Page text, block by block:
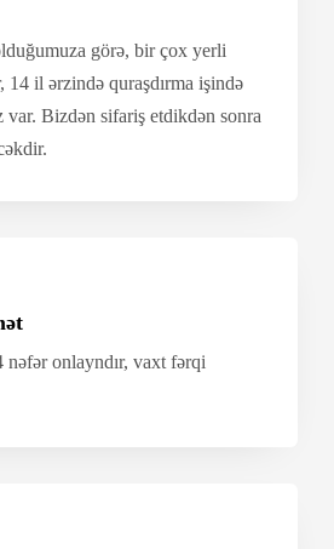
görə, bir çox yerli
14 il ərzində quraşdırma işində
var. Bizdən sifariş etdikdən sonra
nəfər onlayndır, vaxt fərqi